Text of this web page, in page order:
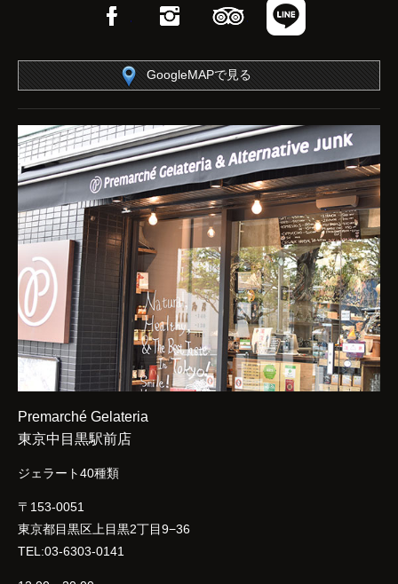
FacebookInstagramTripAdvisor
GoogleMAPで見る
Premarché Gelateria
東京中目黒駅前店
ジェラート40種類
〒153-0051
東京都目黒区上目黒2丁目9−36
TEL:03-6303-0141